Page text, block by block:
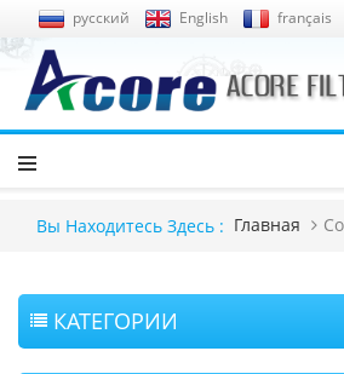
русский English français
Вы Находитесь Здесь : Главная
КАТЕГОРИИ